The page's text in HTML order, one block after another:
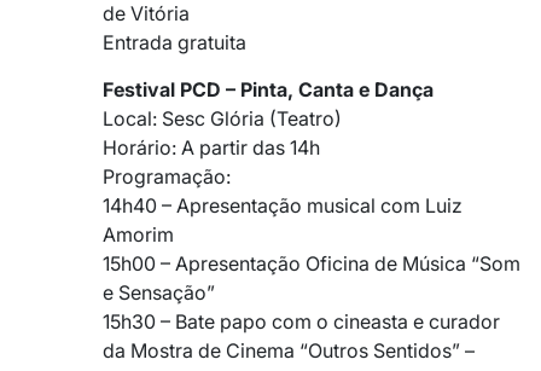
de Vitória
Entrada gratuita
Festival PCD – Pinta, Canta e Dança
Local: Sesc Glória (Teatro)
Horário: A partir das 14h
Programação:
14h40 – Apresentação musical com Luiz
Amorim
15h00 – Apresentação Oficina de Música “Som
e Sensação”
15h30 – Bate papo com o cineasta e curador
da Mostra de Cinema “Outros Sentidos” –